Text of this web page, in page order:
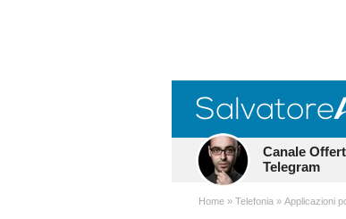
Canale
Telegram
Home Telefonia Applicazioni